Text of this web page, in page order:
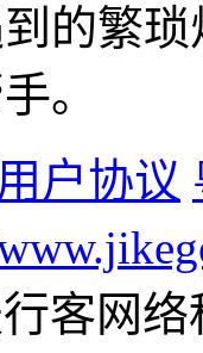
的繁
。
用户协议
行客网